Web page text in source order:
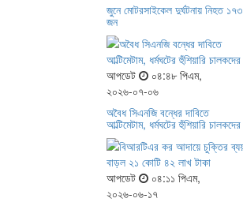
জুনে মোটরসাইকেল দুর্ঘটনায় নিহত ১৭৩
জন
আপডেট
০৪:৪৮ পিএম,
২০২৬-০৭-০৬
অবৈধ সিএনজি বন্ধের দাবিতে
আল্টিমেটাম, ধর্মঘটের হুঁশিয়ারি চালকদের
আপডেট
০৪:১১ পিএম,
২০২৬-০৬-১৭